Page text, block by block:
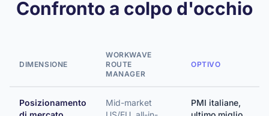
Confronto a colpo d'occhio
DIMENSIONE
WORKWAVE
ROUTE
MANAGER
OPTIVO
Posizionamento
Mid-market
PMI italiane,